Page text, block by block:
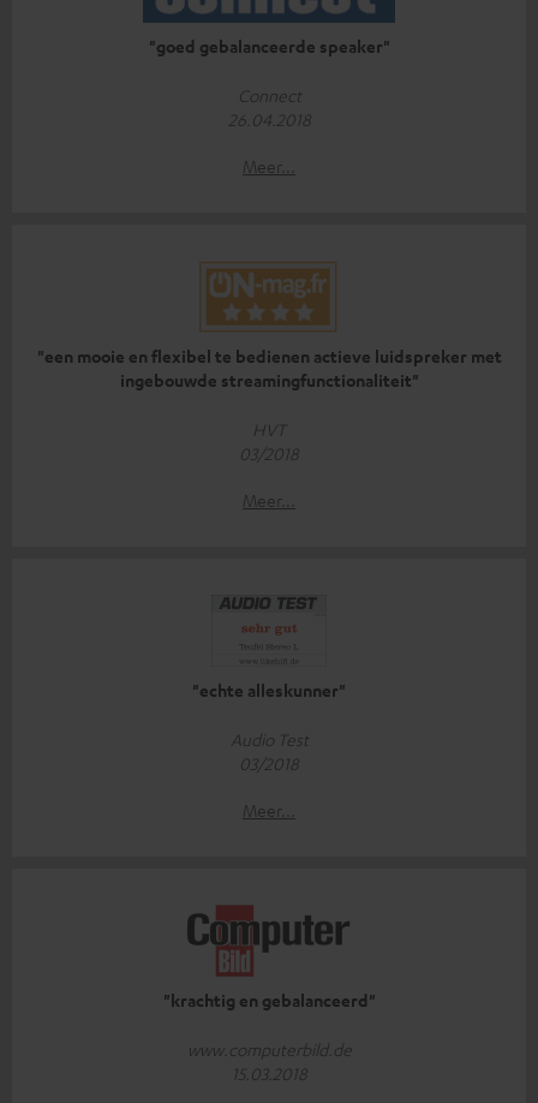
"goed gebalanceerde speaker"
Connect
26.04.2018
Meer...
"een mooie en flexibel te bedienen actieve luidspreker met
ingebouwde streamingfunctionaliteit"
HVT
03/2018
Meer...
"echte alleskunner"
Audio Test
03/2018
Meer...
"krachtig en gebalanceerd"
www.computerbild.de
15.03.2018